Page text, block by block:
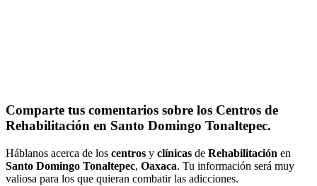
Comparte tus comentarios sobre los Centros de
Rehabilitación en Santo Domingo Tonaltepec.
Háblanos acerca de los centros y clínicas de Rehabilitación en
Santo Domingo Tonaltepec, Oaxaca. Tu información será muy
valiosa para los que quieran combatir las adicciones.